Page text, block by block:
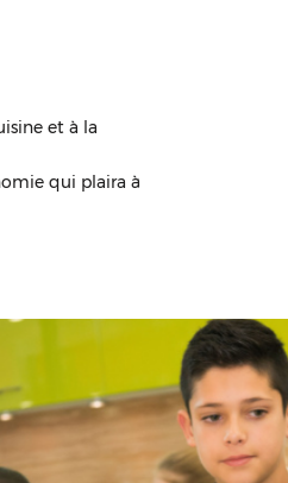
et à la
qui plaira à